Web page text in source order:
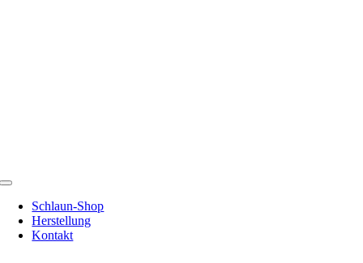
Toggle
NavigationSchlaun-Shop
Herstellung
Kontakt